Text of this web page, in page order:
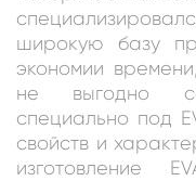
широкую базу
экономии
не выгодно
специально под
свойств и
изготовление